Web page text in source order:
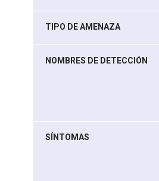
TIPO DE AMENAZA
NOMBRES DE DETECCIÓN
SÍNTOMAS